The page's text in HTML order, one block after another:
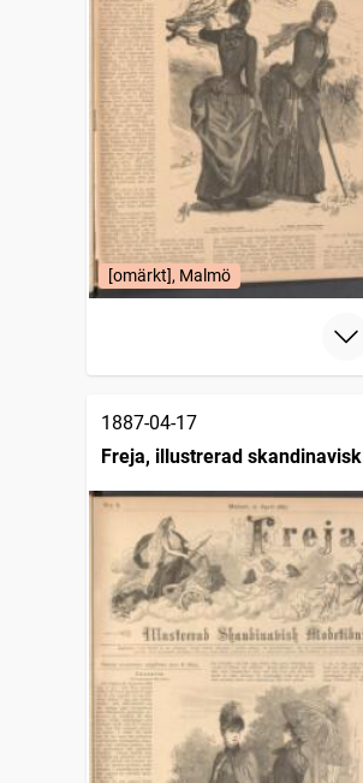
[omärkt], Malmö
1887-04-17
Freja, illustrerad skandinavisk
modetidning